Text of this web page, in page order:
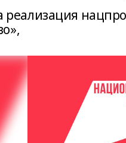
реализация